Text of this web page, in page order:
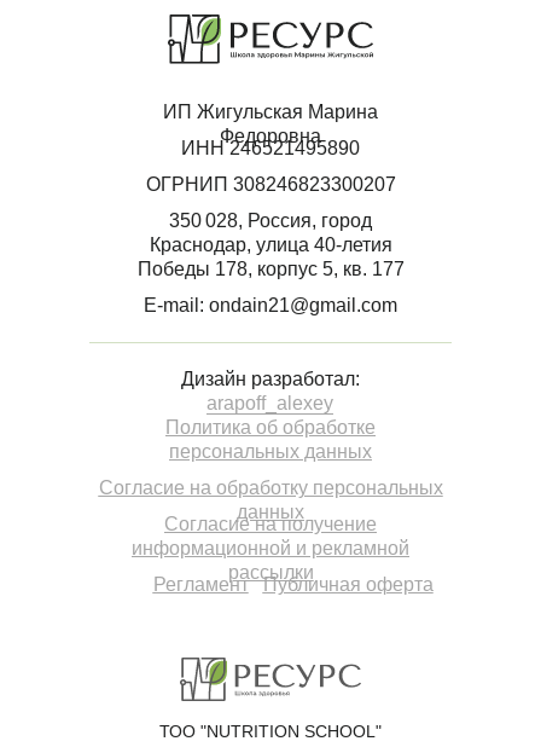
ИП Жигульская Марина
Федоровна
ИНН 246521495890
ОГРНИП 308246823300207
Политика об обработке
персональных данных
Публичная оферта
350 028, Россия, город
Краснодар, улица 40-летия
Победы 178, корпус 5, кв. 177
E-mail: ondain21@gmail.com
Согласие на обработку персональных
данных
Согласие на получение
информационной и рекламной
рассылки
Регламент
Дизайн разработал:
arapoff_alexey
ТОО "NUTRITION SCHOOL"